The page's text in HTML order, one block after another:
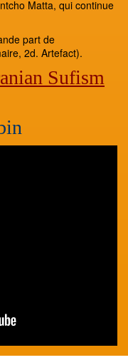
Matta, qui continue
part de
2d. Artefact).
Sufism